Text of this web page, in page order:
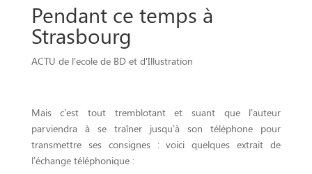
Pendant ce temps à
Strasbourg
ACTU de l'ecole de BD et d'Illustration
Mais c’est tout tremblotant et suant que l’auteur
parviendra à se traîner jusqu’à son téléphone pour
transmettre ses consignes : voici quelques extrait de
l’échange téléphonique :